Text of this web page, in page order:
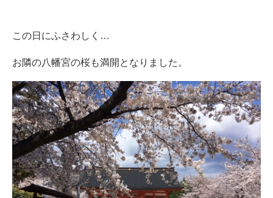
この日にふさわしく…
お隣の八幡宮の桜も満開となりました。